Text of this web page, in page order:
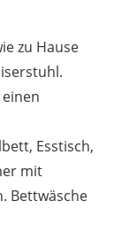
zu Hause
Esstisch,
mit
Bettwäsche